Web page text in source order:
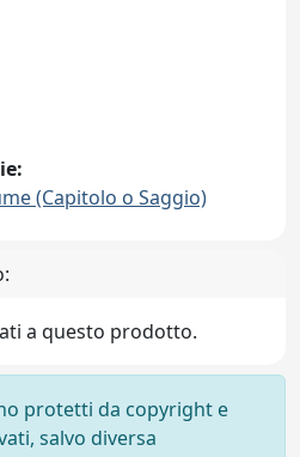
(Capitolo o Saggio)
a questo prodotto.
protetti da copyright e
salvo diversa